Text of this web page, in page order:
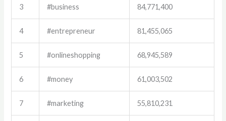
3 #business 84,771,400
4 #entrepreneur 81,455,065
5 #onlineshopping 68,945,589
6 #money 61,003,502
7 #marketing 55,810,231